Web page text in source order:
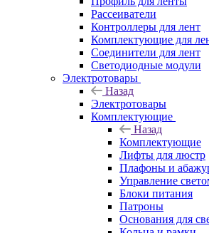
Рассеиватели
Контроллеры для лент
Комплектующие для
Соединители для лент
Светодиодные модули
Электротовары
Назад
Электротовары
Комплектующие
Назад
Комплектующие
Лифты для люстр
Плафоны и
Управление
Блоки питания
Патроны
Основания для